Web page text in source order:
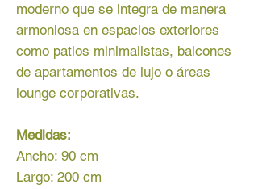
moderno que se integra de manera
armoniosa en espacios exteriores
como patios minimalistas, balcones
de apartamentos de lujo o áreas
lounge corporativas.
Medidas:
Ancho: 90 cm
Largo: 200 cm